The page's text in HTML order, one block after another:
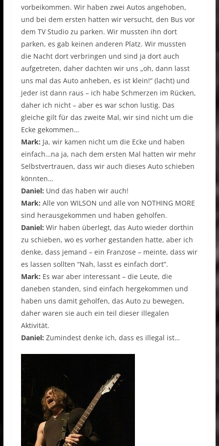
vorbeikommen. Wir haben zwei Autos angehoben,
und bei dem ersten hatten wir versucht, den Bus vor
dem TV Studio zu parken. Wir mussten ihn dort
parken, es gab keinen anderen Platz. Wir mussten
die Nacht dort verbringen und sind ja dort auch
aufgetreten, daher dachten wir uns „oh, dann lasst
uns mal das Auto anheben, es ist klein!“ (lacht) und
jeder ist dann raus – ich habe Schmerzen im Rücken,
daher ich nicht – aber es war schon lustig. Das
gleiche gilt für das zweite Mal, wir sind nicht um die
Ecke gekommen…
Mark: Ja, wir kamen nicht um die Ecke und haben
einfach…na ja, nach dem ersten Mal hatten wir mehr
Selbstvertrauen, dass wir auch dieses Auto schieben
könnten…
Daniel: Und das haben wir auch!
Mark: Alle von WILSON und alle von NOTHING MORE
sind herausgekommen und haben geholfen.
Daniel: Wir haben überlegt, das Auto wieder dorthin
zu schieben, wo es vorher gestanden hatte, aber ich
denke, dass jemand – ein Franzose – meinte, dass wir
es lassen sollten “Nah, lasst es einfach dort”.
Mark: Es war aber interessant – die Leute, die
daneben standen, sind einfach hergekommen und
haben uns damit geholfen, das Auto zu bewegen,
daher waren sie auch ein teil dieser illegalen
Aktivität.
Daniel: Zumindest denke ich, dass es illegal ist…